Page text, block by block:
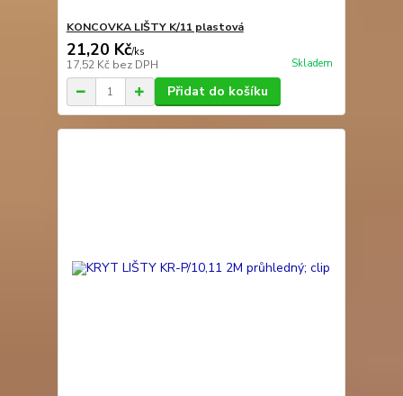
KONCOVKA LIŠTY K/11 plastová
21,20 Kč/ks
17,52 Kč bez DPH Skladem
Přidat do košíku